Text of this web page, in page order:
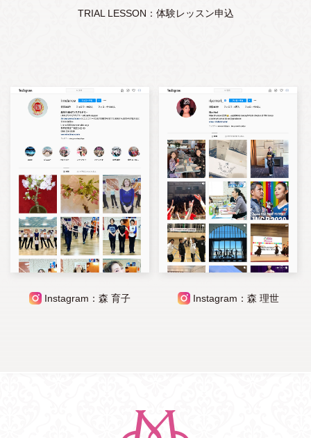
TRIAL LESSON：体験レッスン申込
Instagram：森 育子 Instagram：森 理世